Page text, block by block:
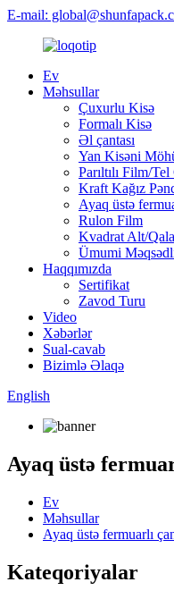
E-mail:
Ev
Məhsullar
Çuxurlu Kisə
Formalı Kisə
Əl çantası
Yan Kisəni
Parıltılı Film/
Kraft Kağız
Ayaq üstə
Rulon Film
Kvadrat Alt/
Ümumi
Haqqımızda
Sertifikat
Zavod Turu
Video
Xəbərlər
Sual-cavab
Bizimlə Əlaqə
English
Ayaq üstə
Ev
Məhsullar
Ayaq üstə fermuarlı
Kateqoriyalar